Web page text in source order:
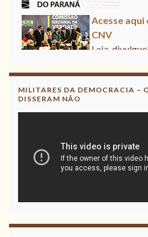
Acesse aqui
CNV
Leia,
MILITARES DA DEMOCRACIA –
DISSERAM NÃO